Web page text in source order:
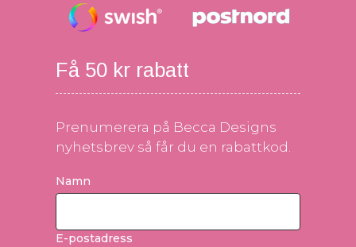
Få 50 kr rabatt
Prenumerera på Becca Designs
nyhetsbrev så får du en rabattkod.
Namn
E-postadress